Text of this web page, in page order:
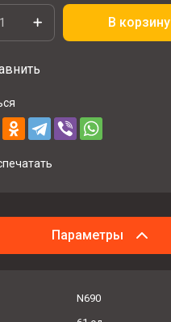
В корзину
Параметры
N690